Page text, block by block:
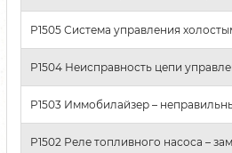
P1505 Система управления
P1504 Неисправность цепи
P1503 Иммобилайзер –
P1502 Реле топливного насоса –